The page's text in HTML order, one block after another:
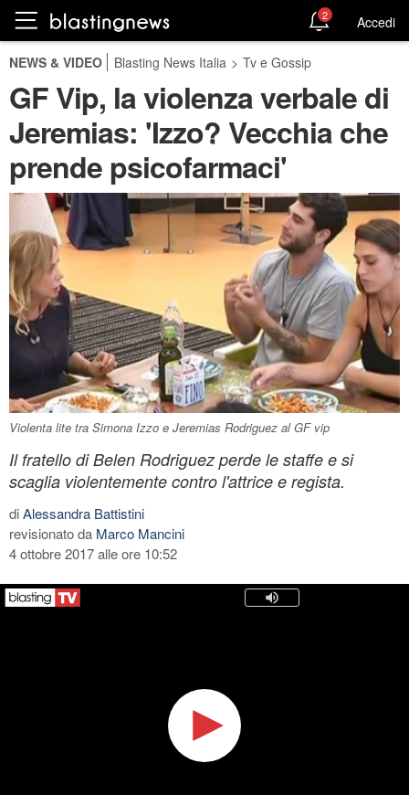
2 Accedi
NEWS & VIDEO Blasting News Italia > Tv e Gossip
GF Vip, la violenza verbale di
Jeremias: 'Izzo? Vecchia che
prende psicofarmaci'
Violenta lite tra Simona Izzo e Jeremias Rodriguez al GF vip
Il fratello di Belen Rodriguez perde le staffe e si
scaglia violentemente contro l'attrice e regista.
diAlessandra Battistini
revisionato da Marco Mancini
4 ottobre 2017 alle ore 10:52